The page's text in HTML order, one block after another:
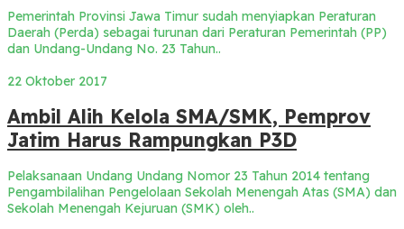
Pemerintah Provinsi Jawa Timur sudah menyiapkan Peraturan
Daerah (Perda) sebagai turunan dari Peraturan Pemerintah (PP)
dan Undang-Undang No. 23 Tahun..
22 Oktober 2017
Ambil Alih Kelola SMA/SMK, Pemprov
Jatim Harus Rampungkan P3D
Pelaksanaan Undang Undang Nomor 23 Tahun 2014 tentang
Pengambilalihan Pengelolaan Sekolah Menengah Atas (SMA) dan
Sekolah Menengah Kejuruan (SMK) oleh..